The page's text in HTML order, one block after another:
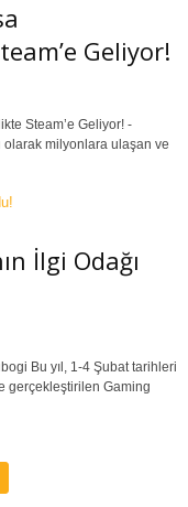
Geliyor!
Steam’e Geliyor! -
milyonlara ulaşan ve
İlgi Odağı
Bu yıl, 1-4 Şubat tarihleri
gerçekleştirilen Gaming